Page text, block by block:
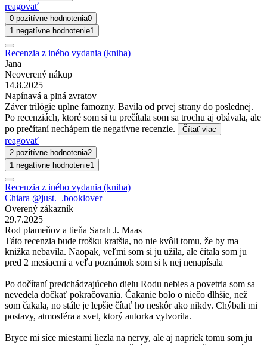
reagovať
0 pozitívne hodnotenia0
1 negatívne hodnotenie1
Recenzia z iného vydania (kniha)
Jana
Neoverený nákup
14.8.2025
Napínavá a plná zvratov
Záver trilógie uplne famozny. Bavila od prvej strany do poslednej.
Po recenziách, ktoré som si tu prečítala som sa trochu aj obávala, ale
po prečítaní nechápem tie negatívne recenzie.
Čítať viac
reagovať
2 pozitívne hodnotenia2
1 negatívne hodnotenie1
Recenzia z iného vydania (kniha)
Chiara @just._.booklover_
Overený zákazník
29.7.2025
Rod plameňov a tieňa Sarah J. Maas
Táto recenzia bude trošku kratšia, no nie kvôli tomu, že by ma
knižka nebavila. Naopak, veľmi som si ju užila, ale čítala som ju
pred 2 mesiacmi a veľa poznámok som si k nej nenapísala
Po dočítaní predchádzajúceho dielu Rodu nebies a povetria som sa
nevedela dočkať pokračovania. Čakanie bolo o niečo dlhšie, než
som čakala, no stále je lepšie čítať ho neskôr ako nikdy. Chýbali mi
postavy, atmosféra a svet, ktorý autorka vytvorila.
Bryce mi síce miestami liezla na nervy, ale aj napriek tomu som ju